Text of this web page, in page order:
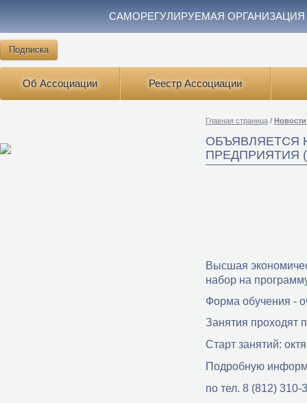
САМОРЕГУЛИРУЕМАЯ
Подписка
Об Ассоциации Реестр Ассоциации
Главная страница /
ОБЪЯВЛЯЕТСЯ
ПРЕДПРИЯТИЯ
Высшая
набор на
Форма обучения -
Занятия проходят
Старт занятий:
Подробную
по тел. 8 (812)